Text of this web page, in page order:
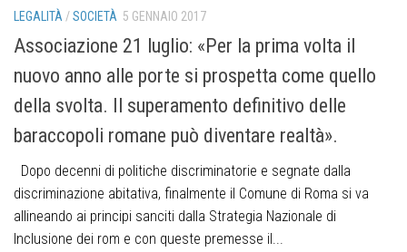
LEGALITÀ /SOCIETÀ 5 GENNAIO 2017
Associazione 21 luglio: «Per la prima volta il
nuovo anno alle porte si prospetta come quello
della svolta. Il superamento definitivo delle
baraccopoli romane può diventare realtà».
Dopo decenni di politiche discriminatorie e segnate dalla
discriminazione abitativa, finalmente il Comune di Roma si va
allineando ai principi sanciti dalla Strategia Nazionale di
Inclusione dei rom e con queste premesse il...